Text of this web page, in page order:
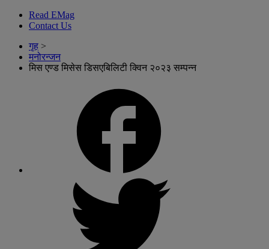
Read EMag
Contact Us
गृह >
मनोरन्जन
मिस एण्ड मिसेस डिसएबिलिटी क्विन २०२३ सम्पन्न